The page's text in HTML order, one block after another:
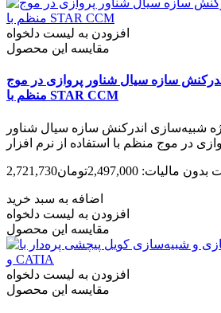
افزودن به لیست دلخواه
مقایسه این محصول
سازه سیال شناور پروازی در موج
منظم با STAR CCM‌
شبیه‌سازی اندرکنش سازه سیال شناور
مالیات: 2,497,000تومان
اضافه به سبد خرید
افزودن به لیست دلخواه
مقایسه این محصول
افزودن به لیست دلخواه
مقایسه این محصول